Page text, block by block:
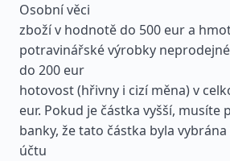
Osobní věci
zboží v hodnotě do 500 eur a
potravinářské výrobky
do 200 eur
hotovost (hřivny i cizí měna) v
eur. Pokud je částka vyšší, musíte
banky, že tato částka byla
účtu